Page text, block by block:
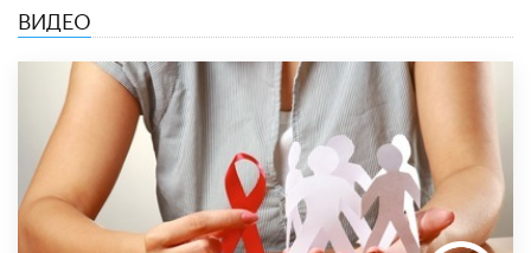
ВИДЕО